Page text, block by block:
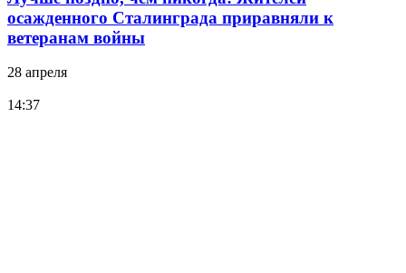
осажденного Сталинграда приравняли к
ветеранам войны
28 апреля
14:37